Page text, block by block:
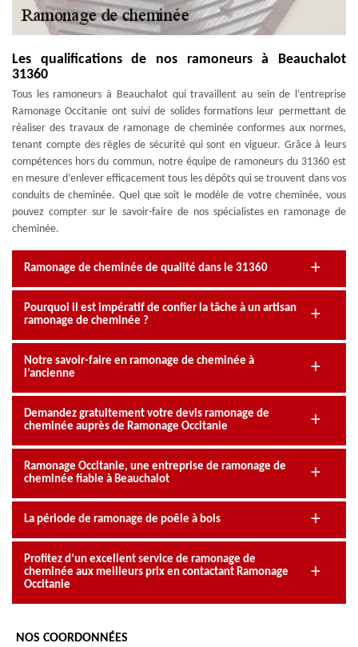
Les qualifications de nos ramoneurs à Beauchalot
31360
Tous les ramoneurs à Beauchalot qui travaillent au sein de l’entreprise
Ramonage Occitanie ont suivi de solides formations leur permettant de
réaliser des travaux de ramonage de cheminée conformes aux normes,
tenant compte des règles de sécurité qui sont en vigueur. Grâce à leurs
compétences hors du commun, notre équipe de ramoneurs du 31360 est
en mesure d’enlever efficacement tous les dépôts qui se trouvent dans vos
conduits de cheminée. Quel que soit le modèle de votre cheminée, vous
pouvez compter sur le savoir-faire de nos spécialistes en ramonage de
cheminée.
Ramonage de cheminée de qualité dans le 31360
Pourquoi il est impératif de confier la tâche à un artisan
ramonage de cheminée ?
Notre savoir-faire en ramonage de cheminée à
l’ancienne
Demandez gratuitement votre devis ramonage de
cheminée auprès de Ramonage Occitanie
Ramonage Occitanie, une entreprise de ramonage de
cheminée fiable à Beauchalot
La période de ramonage de poêle à bois
Profitez d’un excellent service de ramonage de
cheminée aux meilleurs prix en contactant Ramonage
Occitanie
NOS COORDONNÉES